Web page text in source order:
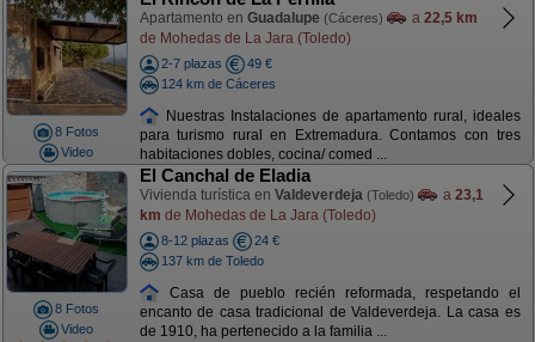
8 Fotos
Video
Apartamento en Guadalupe (Cáceres) a 22,5 km
de Mohedas de La Jara (Toledo)
2-7 plazas
49 €
124 km de Cáceres
Nuestras Instalaciones de apartamento rural, ideales
para turismo rural en Extremadura. Contamos con tres
habitaciones dobles, cocina/ comed ...
8 Fotos
Video
El Canchal de Eladia
Vivienda turística en Valdeverdeja (Toledo) a 23,1
km de Mohedas de La Jara (Toledo)
8-12 plazas
24 €
137 km de Toledo
Casa de pueblo recién reformada, respetando el
encanto de casa tradicional de Valdeverdeja. La casa es
de 1910, ha pertenecido a la familia ...